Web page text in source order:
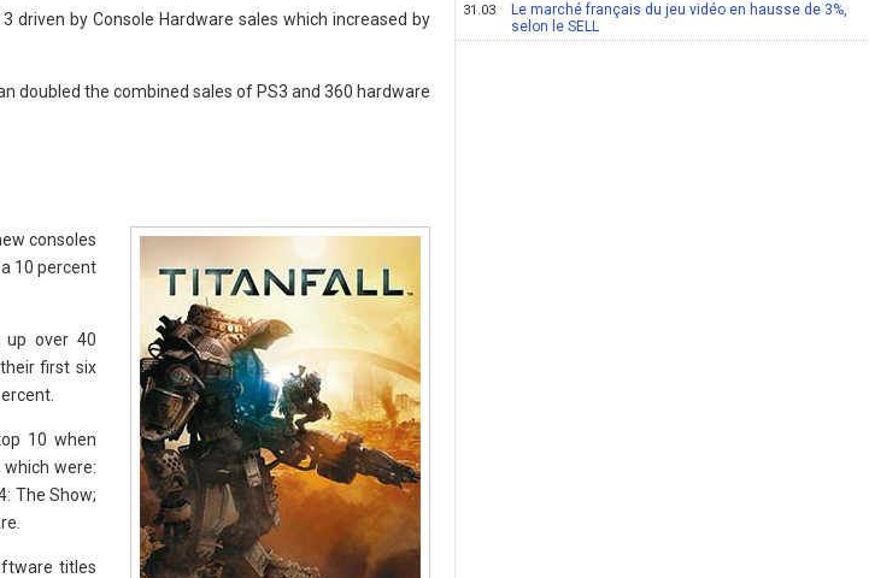
driven by Console Hardware sales which increased by
doubled the combined sales of PS3 and 360 hardware
consoles
10 percent
up over 40
first six
10 when
were:
The Show;
titles
31.03
Le marché français du jeu vidéo en hausse de 3%,
selon le SELL